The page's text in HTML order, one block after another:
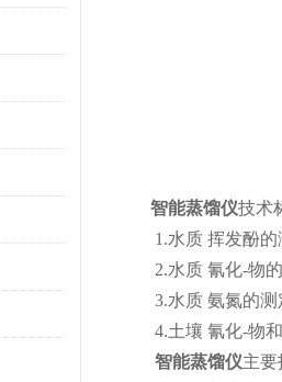
智能蒸馏仪技术
1.水质 挥发酚的测
2.水质 氰化-物的
3.水质 氨氮的测
4.土壤 氰化-物和
智能蒸馏仪主要